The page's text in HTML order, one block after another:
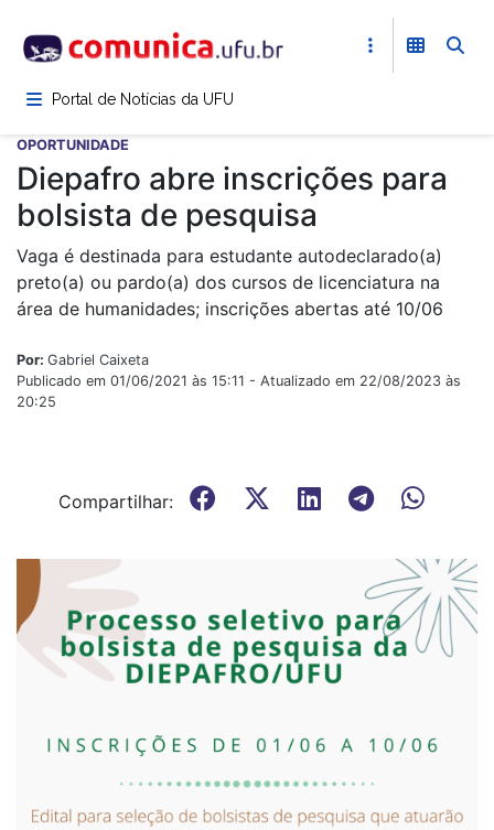
para
conteúdoPortal de Notícias da UFU
OPORTUNIDADE
Diepafro abre inscrições para
bolsista de pesquisa
Vaga é destinada para estudante autodeclarado(a)
preto(a) ou pardo(a) dos cursos de licenciatura na
área de humanidades; inscrições abertas até 10/06
Por: Gabriel Caixeta
Publicado em 01/06/2021 às 15:11 - Atualizado em 22/08/2023 às
20:25
Compartilhar: